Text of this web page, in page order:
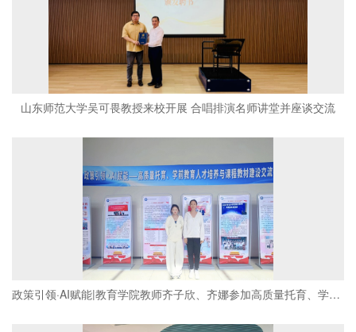
山东师范大学吴可畏教授来校开展 合唱排演名师讲堂并座谈交流
政策引领·AI赋能|教育学院教师齐子欣、齐娜参加高质量托育、学前教育人才培养与课程教材建设交流会